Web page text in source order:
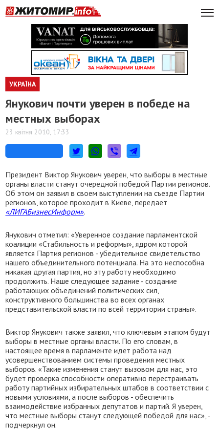
УКРАЇНА
Янукович почти уверен в победе на
местных выборах
23 квітня 2010, 17:33
Президент Виктор Янукович уверен, что выборы в местные
органы власти станут очередной победой Партии регионов.
Об этом он заявил в своем выступлении на съезде Партии
регионов, которое проходит в Киеве, передает
«ЛИГАБизнесИнформ».
Янукович отметил: «Уверенное создание парламентской
коалиции «Стабильность и реформы», ядром которой
является Партия регионов - убедительное свидетельство
нашего объединительного потенциала. На это неспособна
никакая другая партия, но эту работу необходимо
продолжить. Наше следующее задание - создание
работающих объединений политических сил,
конструктивного большинства во всех органах
представительской власти по всей территории страны».
Виктор Янукович также заявил, что ключевым этапом будут
выборы в местные органы власти. По его словам, в
настоящее время в парламенте идет работа над
усовершенствованием системы проведения местных
выборов. «Такие изменения станут вызовом для нас, это
будет проверка способности оперативно перестраивать
работу партийных избирательных штабов в соответствии с
новыми условиями, а после выборов - обеспечить
взаимодействие избранных депутатов и партий. Я уверен,
что местные выборы станут следующей победой для нас», -
подчеркнул он.